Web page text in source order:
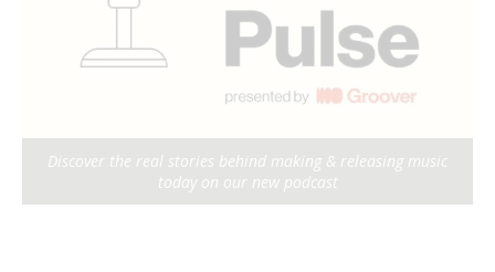
Discover the real stories behind making & releasing music
today on our new podcast